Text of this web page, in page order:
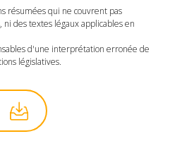
résumées qui ne couvrent pas
des textes légaux applicables en
d'une interprétation erronée de
législatives.